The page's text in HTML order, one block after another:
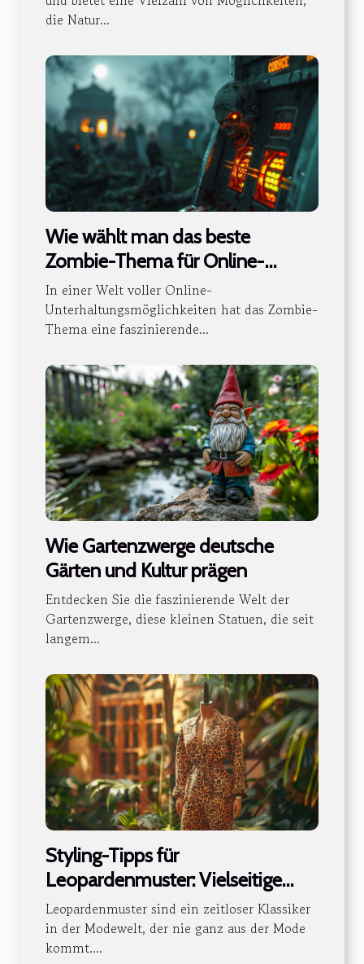
die Natur...
Wie wählt man das beste
Zombie-Thema für Online-
Casinospieler aus?
In einer Welt voller Online-
Unterhaltungsmöglichkeiten hat das Zombie-
Thema eine faszinierende...
Wie Gartenzwerge deutsche
Gärten und Kultur prägen
Entdecken Sie die faszinierende Welt der
Gartenzwerge, diese kleinen Statuen, die seit
langem...
Styling-Tipps für
Leopardenmuster: Vielseitige
Outfits für jede Jahreszeit
Leopardenmuster sind ein zeitloser Klassiker
in der Modewelt, der nie ganz aus der Mode
kommt....